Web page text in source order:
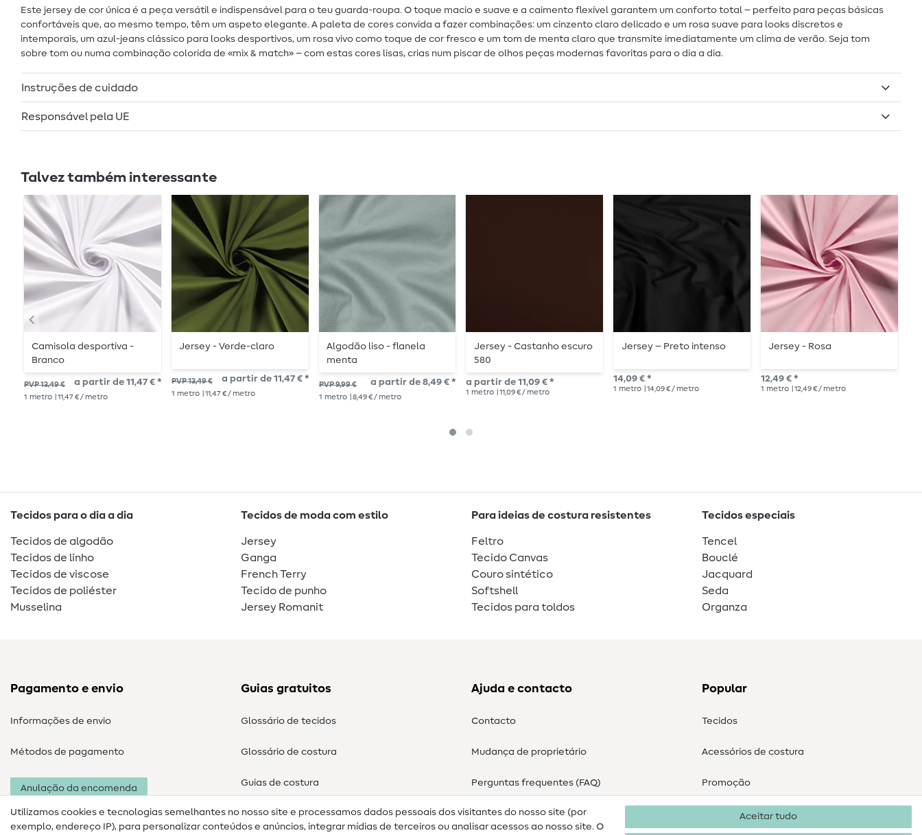
Este jersey de cor única é a peça versátil e indispensável para o teu guarda-roupa. O toque macio e suave e a caimento flexível garantem um conforto total – perfeito para peças básicas
confortáveis que, ao mesmo tempo, têm um aspeto elegante. A paleta de cores convida a fazer combinações: um cinzento claro delicado e um rosa suave para looks discretos e
intemporais, um azul-jeans clássico para looks desportivos, um rosa vivo como toque de cor fresco e um tom de menta claro que transmite imediatamente um clima de verão. Seja tom
sobre tom ou numa combinação colorida de «mix & match» – com estas cores lisas, crias num piscar de olhos peças modernas favoritas para o dia a dia.
Instruções de cuidado
Responsável pela UE
Talvez também interessante
Camisola desportiva -
Branco
PVP 13,49 € a partir de 11,47 € *
1 metro | 11,47 € / metro
Jersey - Verde-claro
PVP 13,49 € a partir de 11,47 € *
1 metro | 11,47 € / metro
Algodão liso - flanela
menta
PVP 9,99 € a partir de 8,49 € *
1 metro | 8,49 € / metro
Jersey - Castanho escuro
580
a partir de 11,09 € *
1 metro | 11,09 € / metro
Jersey – Preto intenso
14,09 € *
1 metro | 14,09 € / metro
Jersey - Rosa
12,49 € *
1 metro | 12,49 € / metro
Tecidos para o dia a dia
Tecidos de algodão
Tecidos de linho
Tecidos de viscose
Tecidos de poliéster
Musselina
Tecidos de moda com estilo
Jersey
Ganga
French Terry
Tecido de punho
Jersey Romanit
Para ideias de costura resistentes
Feltro
Tecido Canvas
Couro sintético
Softshell
Tecidos para toldos
Tecidos especiais
Tencel
Bouclé
Jacquard
Seda
Organza
Pagamento e envio
Informações de envio
Métodos de pagamento
Anulação da encomenda
Guias gratuitos
Glossário de tecidos
Glossário de costura
Guias de costura
Ajuda e contacto
Contacto
Mudança de proprietário
Perguntas frequentes (FAQ)
Direito de cancelamento
Popular
Tecidos
Acessórios de costura
Promoção
Utilizamos cookies e tecnologias semelhantes no nosso site e processamos dados pessoais dos visitantes do nosso site (por
exemplo, endereço IP), para personalizar conteúdos e anúncios, integrar mídias de terceiros ou analisar acessos ao nosso site. O
Aceitar tudo